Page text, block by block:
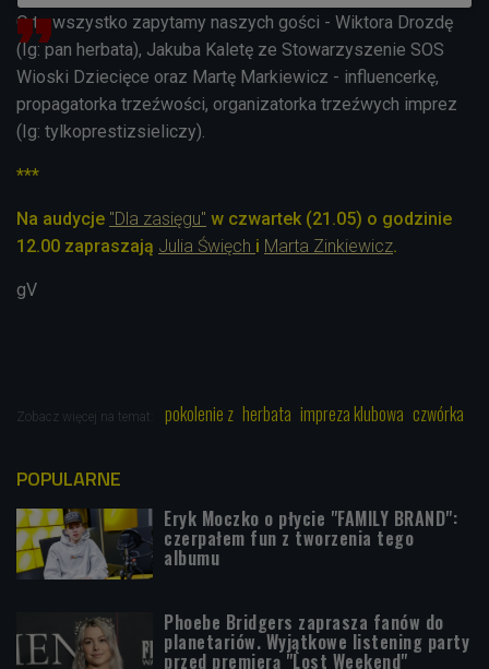
O to wszystko zapytamy naszych gości - Wiktora Drozdę
(Ig: pan herbata), Jakuba Kaletę ze Stowarzyszenie SOS
Wioski Dziecięce oraz Martę Markiewicz - influencerkę,
propagatorka trzeźwości, organizatorka trzeźwych imprez
(Ig: tylkoprestizsieliczy).
***
Na audycje "Dla zasięgu" w czwartek (21.05) o godzinie
12.00 zapraszają Julia Święch i Marta Zinkiewicz.
gV
Zobacz więcej na temat: pokolenie z herbata impreza klubowa czwórka
POPULARNE
Eryk Moczko o płycie "FAMILY BRAND":
czerpałem fun z tworzenia tego
albumu
Phoebe Bridgers zaprasza fanów do
planetariów. Wyjątkowe listening party
przed premierą "Lost Weekend"